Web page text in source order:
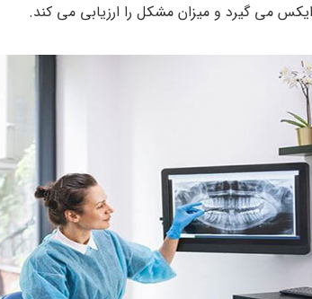
می گیرد و میزان مشکل را ارزیابی می کند.